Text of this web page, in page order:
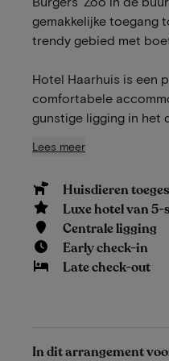
gemakkelijke toegang
trendy gebied met
Hotel Haarhuis is een
comfortabele
gunstige ligging in het
Lees meer
Huisdieren
Luxe hotel van
Centrale ligging
Early check-in
Late check-out
In dit arrangement